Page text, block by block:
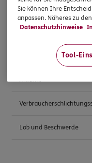
Weitere
Postanschrift
Anfahrt
Lob und Beschwerde
Sie können Ihre
anpassen. Näheres zu
Datenschutzhinweise
Tool-